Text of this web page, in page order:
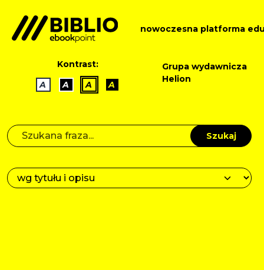
nowoczesna platforma
Kontrast:
A
A A A
Grupa wydawnicza
Helion
Szukaj